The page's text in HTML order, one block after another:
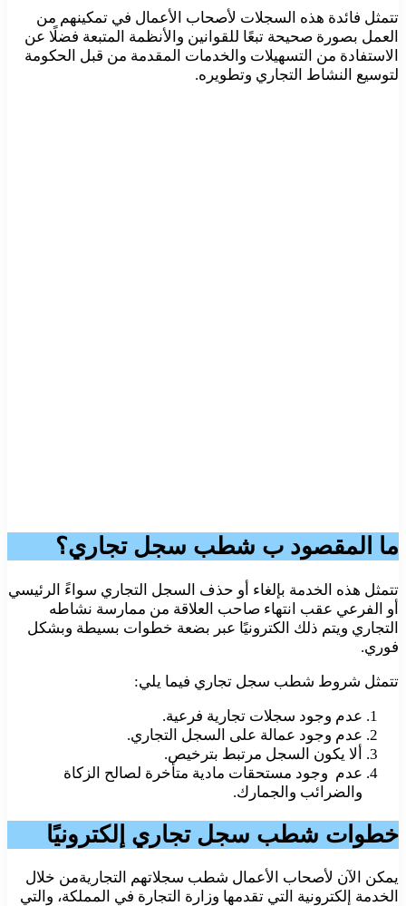
تتمثل فائدة هذه السجلات لأصحاب الأعمال في تمكينهم من
العمل بصورة صحيحة تبعًا للقوانين والأنظمة المتبعة فضلًا عن
الاستفادة من التسهيلات والخدمات المقدمة من قبل الحكومة
لتوسيع النشاط التجاري وتطويره.
ما المقصود ب شطب سجل تجاري؟
تتمثل هذه الخدمة بإلغاء أو حذف السجل التجاري سواءً الرئيسي
أو الفرعي عقب انتهاء صاحب العلاقة من ممارسة نشاطه
التجاري ويتم ذلك الكترونيًا عبر بضعة خطوات بسيطة وبشكل
فوري.
تتمثل شروط شطب سجل تجاري فيما يلي:
عدم وجود سجلات تجارية فرعية.
عدم وجود عمالة على السجل التجاري.
ألا يكون السجل مرتبط بترخيص.
عدم وجود مستحقات مادية متأخرة لصالح الزكاة
والضرائب والجمارك.
خطوات شطب سجل تجاري إلكترونيًا
يمكن الآن لأصحاب الأعمال شطب سجلاتهم التجاريةمن خلال
الخدمة إلكترونية التي تقدمها وزارة التجارة في المملكة، والتي